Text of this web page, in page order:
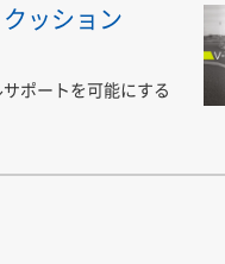
ッション
ポートを可能にする